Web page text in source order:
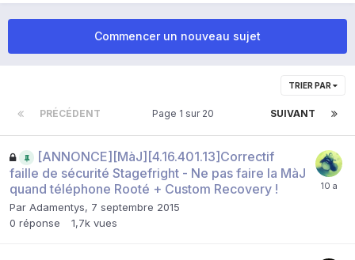
Commencer un nouveau sujet
TRIER PAR
PRÉCÉDENT SUIVANT
Page 1 sur 20
[ANNONCE][MàJ][4.16.401.13]Correctif
faille de sécurité Stagefright - Ne pas faire la MàJ
quand téléphone Rooté + Custom Recovery !
Par Adamentys, 7 septembre 2015
0 réponse 1,7k vues